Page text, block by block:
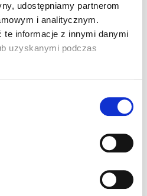
udostępniamy partnerom
i analitycznym.
te informacje z innymi danymi
uzyskanymi podczas
0
znaczy, jak się
– od